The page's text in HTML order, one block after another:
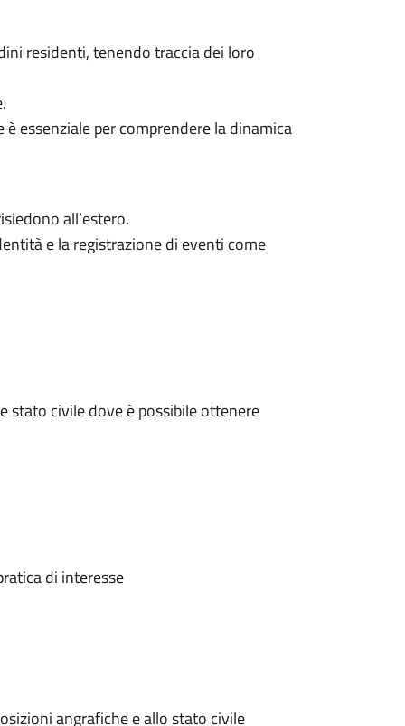
residenti, tenendo traccia dei loro
essenziale per comprendere la dinamica
all’estero.
e la registrazione di eventi come
stato civile dove è possibile ottenere
di interesse
angrafiche e allo stato civile